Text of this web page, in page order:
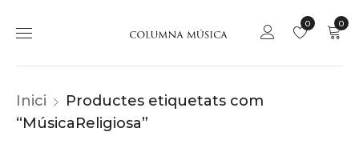
0
0
Inici
Productes etiquetats com
“MúsicaReligiosa”